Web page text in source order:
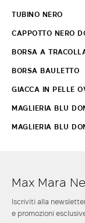
TUBINO NERO
CAPPOTTO NERO
BORSA A
BORSA BAULETTO
GIACCA IN PELLE
MAGLIERIA BLU
MAGLIERIA BLU
Max Mara
Iscriviti alla
e promozioni